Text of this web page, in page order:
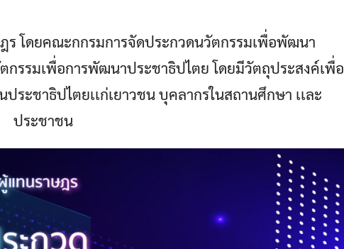
ร โดยคณะกกรมการจัดประกวดนวัตกรรมเพื่อพัฒนา
กรรมเพื่อการพัฒนาประชาธิปไตย โดยมีวัตถุประสงค์เพื่อ
ระชาธิปไตยเเก่เยาวชน บุคลากรในสถานศึกษา เเละ
ประชาชน